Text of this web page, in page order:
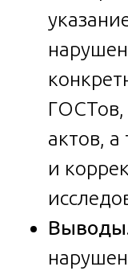
актов,
и